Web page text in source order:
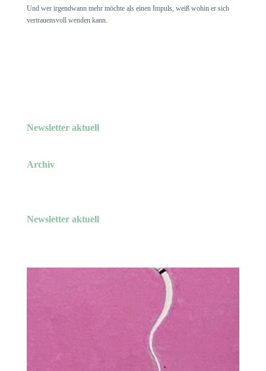
Und wer irgendwann mehr möchte als einen Impuls, weiß wohin er sich
vertrauensvoll wenden kann.
News­letter aktuell
Archiv
News­letter aktuell